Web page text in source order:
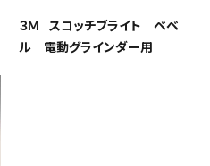
３Ｍ スコッチブライト ベベ
ル 電動グラインダー用